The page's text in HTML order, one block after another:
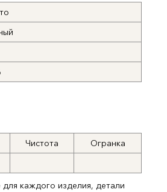
Чистота
Огранка
каждого изделия, детали